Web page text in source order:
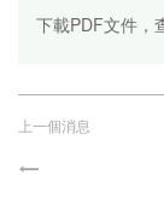
下載PDF文件，
上一個消息